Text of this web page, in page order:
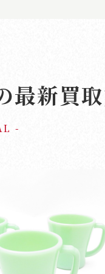
最新買
-